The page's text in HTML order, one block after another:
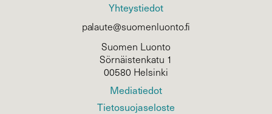
Yhteystiedot
palaute@suomenluonto.fi
Suomen Luonto
Sörnäistenkatu 1
00580 Helsinki
Mediatiedot
Tietosuojaseloste